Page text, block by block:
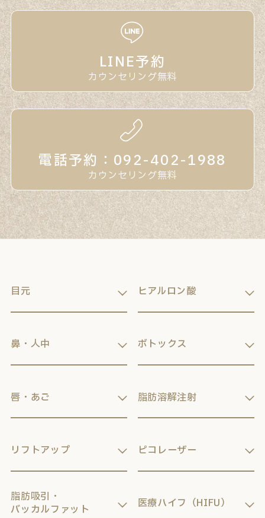
LINE予約
カウンセリング無料
電話予約：092-402-1988
カウンセリング無料
目元
鼻・人中
唇・あご
リフトアップ
脂肪吸引・
バッカルファット
ヒアルロン酸
ボトックス
脂肪溶解注射
ピコレーザー
医療ハイフ（HIFU）